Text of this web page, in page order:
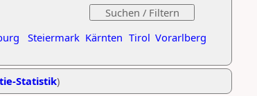
Steiermark Kärnten Tirol Vorarlberg
Statistik)